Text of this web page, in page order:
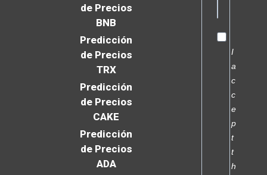
de Precios
BNB
Predicción
de Precios
TRX
Predicción
de Precios
CAKE
Predicción
de Precios
ADA
I
a
c
c
e
p
t
t
h